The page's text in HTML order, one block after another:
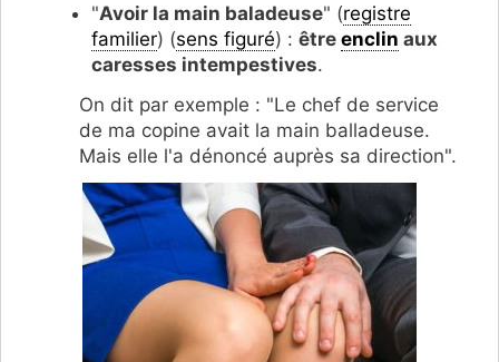
"Avoir la main baladeuse" (registre
familier) (sens figuré) : être enclin aux
caresses intempestives.
On dit par exemple : "Le chef de service
de ma copine avait la main balladeuse.
Mais elle l'a dénoncé auprès sa direction".